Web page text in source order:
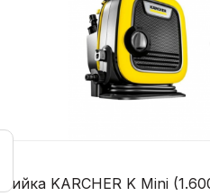
KARCHER K Mini